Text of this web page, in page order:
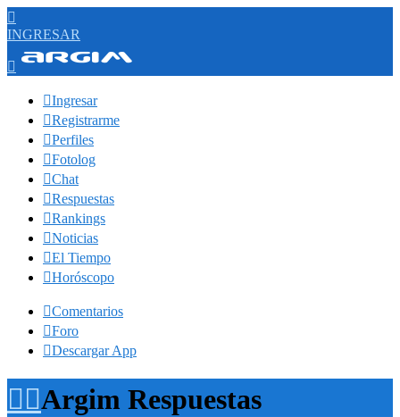

INGRESAR

Ingresar
Registrarme
Perfiles
Fotolog
Chat
Respuestas
Rankings
Noticias
El Tiempo
Horóscopo
Comentarios
Foro
Descargar App
Argim Respuestas